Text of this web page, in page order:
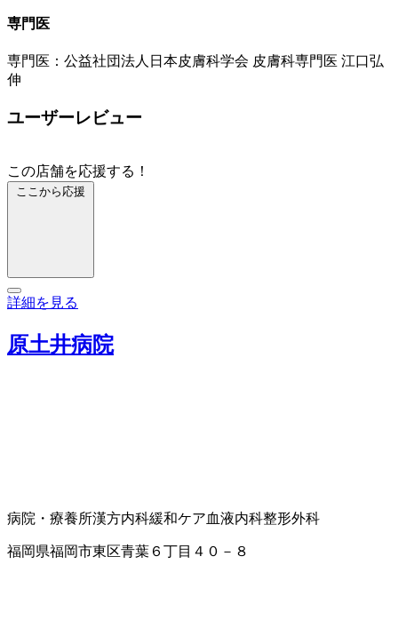
専門医
専門医：公益社団法人日本皮膚科学会 皮膚科専門医 江口弘
伸
ユーザーレビュー
この店舗を応援する！
ここから応援
詳細を見る
原土井病院
病院・療養所漢方内科緩和ケア血液内科整形外科
福岡県福岡市東区青葉６丁目４０－８